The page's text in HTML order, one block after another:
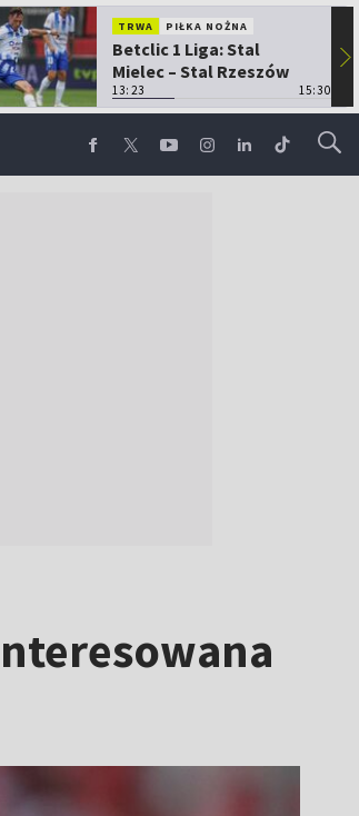
TRWA PIŁKA NOŻNA
Betclic 1 Liga: Stal
Mielec – Stal Rzeszów
13:23 15:30
▶